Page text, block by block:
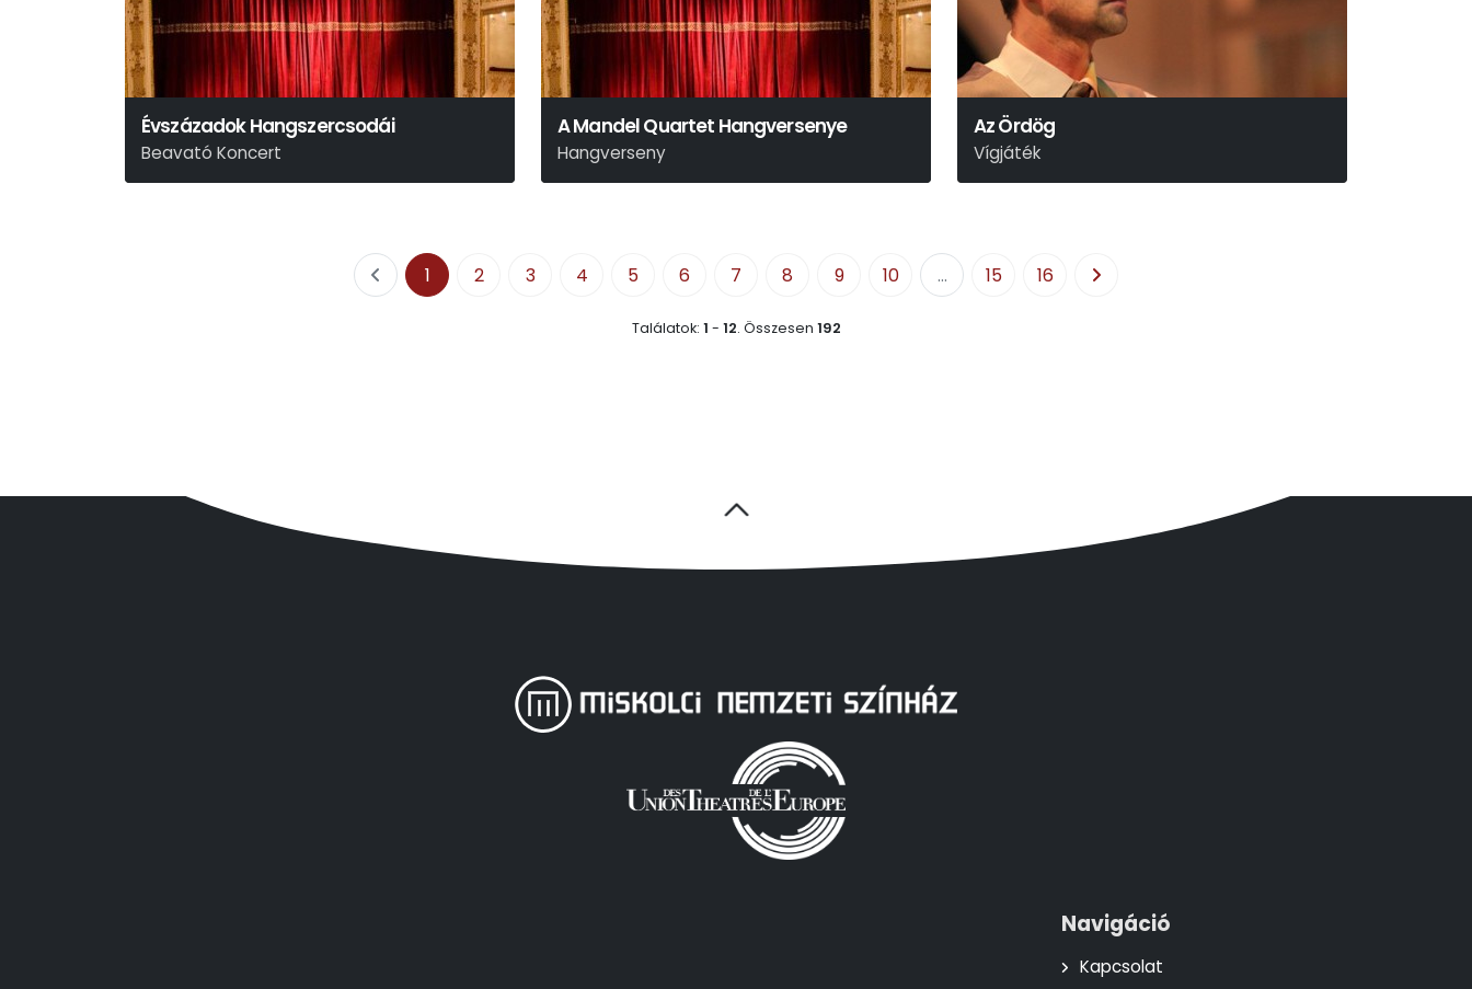
Évszázadok Hangszercsodái
Beavató Koncert
Mandel Róbert
A Mandel Quartet Hangversenye
Hangverseny
Az Ördög
Vígjáték
Molnár Ferenc
1 2 3 4 5 6 7 8 9 10 ... 15 16
Találatok: 1 - 12. Összesen 192
Navigáció
Kapcsolat